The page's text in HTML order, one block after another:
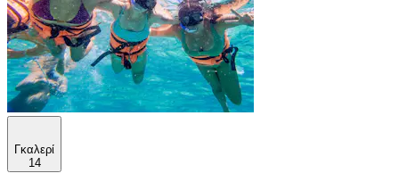
Γκαλερί
14